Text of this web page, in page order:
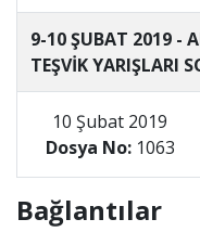
9-10 ŞUBAT 2019 -
TEŞVİK YARIŞLARI
10 Şubat 2019
Dosya No:1063
Bağlantılar